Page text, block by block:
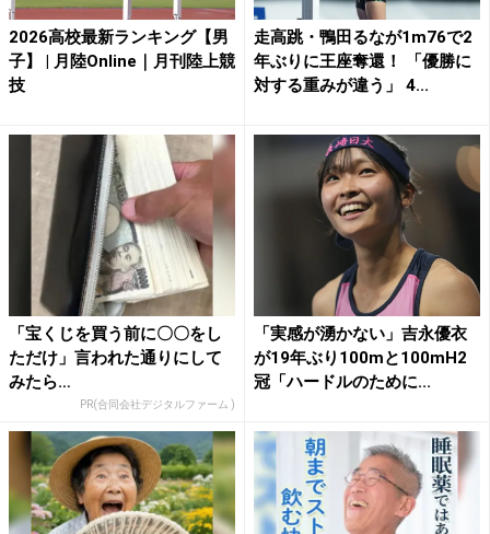
2026高校最新ランキング【男
子】 | 月陸Online｜月刊陸上競
技
走高跳・鴨田るなが1m76で2
年ぶりに王座奪還！ 「優勝に
対する重みが違う」 4...
「宝くじを買う前に〇〇をし
ただけ」言われた通りにして
みたら…
PR(合同会社デジタルファーム )
「実感が湧かない」吉永優衣
が19年ぶり100mと100mH2
冠「ハードルのために...